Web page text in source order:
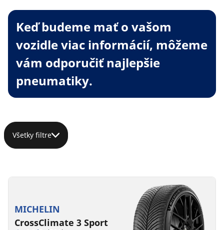
Keď budeme mať o vašom
vozidle viac informácií, môžeme
vám odporučiť najlepšie
pneumatiky.
Všetky filtre
MICHELIN
CrossClimate 3 Sport